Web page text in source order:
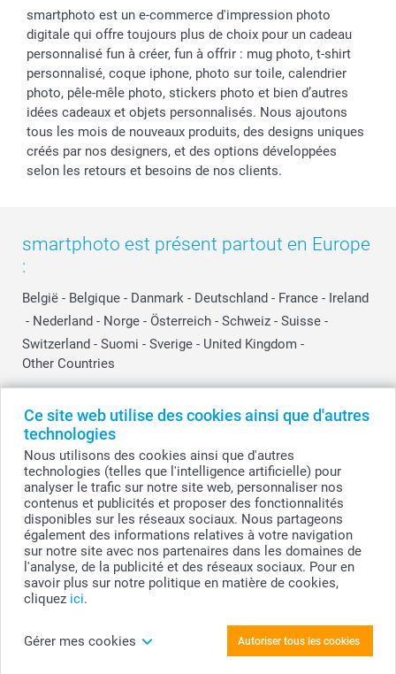
Ce site web utilise des cookies ainsi que d'autres
technologies
Nous utilisons des cookies ainsi que d'autres
technologies (telles que l'intelligence artificielle) pour
analyser le trafic sur notre site web, personnaliser nos
contenus et publicités et proposer des fonctionnalités
disponibles sur les réseaux sociaux. Nous partageons
également des informations relatives à votre navigation
sur notre site avec nos partenaires dans les domaines de
l'analyse, de la publicité et des réseaux sociaux. Pour en
savoir plus sur notre politique en matière de cookies,
cliquez ici.
Gérer mes cookies Autoriser tous les cookies
Personnalisez votre Lapin en peluche
smartphoto est un e-commerce d'impression photo
digitale qui offre toujours plus de choix pour un cadeau
personnalisé fun à créer, fun à offrir : mug photo, t-shirt
personnalisé, coque iphone, photo sur toile, calendrier
photo, pêle-mêle photo, stickers photo et bien d’autres
idées cadeaux et objets personnalisés. Nous ajoutons
tous les mois de nouveaux produits, des designs uniques
créés par nos designers, et des options développées
selon les retours et besoins de nos clients.
smartphoto est présent partout en Europe
:
België - Belgique - Danmark - Deutschland - France - Ireland
- Nederland - Norge - Österreich - Schweiz - Suisse -
Switzerland - Suomi - Sverige - United Kingdom -
Other Countries
© smartphoto group. Tous droits réservés
smartphoto group SA.
Siège social : Kwatrechtsteenweg 160, 9230 Wetteren, Belgique
Numéro de TVA BE 0405.706.755
Numéro d'entreprise 0405.706.755.
Coordonnées bancaires: IBAN BE71 2850 2711 5569 - BIC: GEBABEBB
Tous les prix sont en EURO (€), TVA incluse et hors frais de port.